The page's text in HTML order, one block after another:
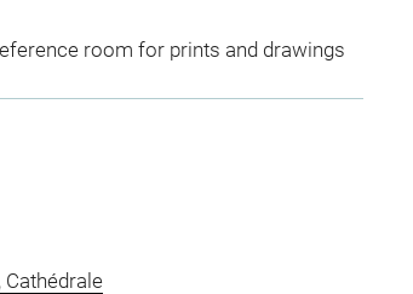
room for prints and drawings
Cathédrale